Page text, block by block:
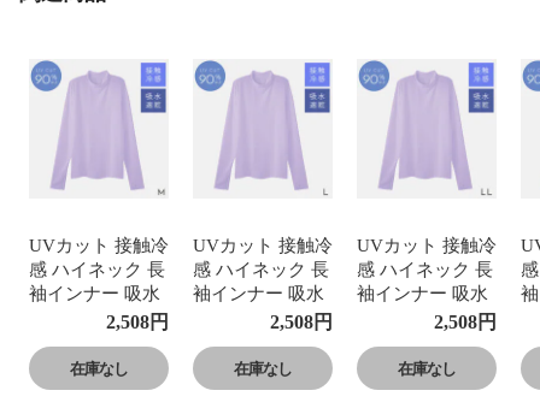
UVカット 接触冷
感 ハイネック 長
袖インナー 吸水
速乾 紫外線対策
日焼け対策 指穴
つき 薄手 ひんや
り 涼しい ストレ
2,508円
在庫なし
UVカット 接触冷
感 ハイネック 長
袖インナー 吸水
速乾 紫外線対策
日焼け対策 指穴
つき 薄手 ひんや
り 涼しい ストレ
2,508円
在庫なし
UVカット 接触冷
感 ハイネック 長
袖インナー 吸水
速乾 紫外線対策
日焼け対策 指穴
つき 薄手 ひんや
り 涼しい ストレ
2,508円
在庫なし